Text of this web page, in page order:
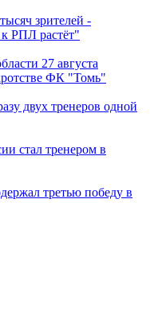
зрителей -
РПЛ растёт"
27 августа
ФК "Томь"
двух тренеров одной
стал тренером в
третью победу в